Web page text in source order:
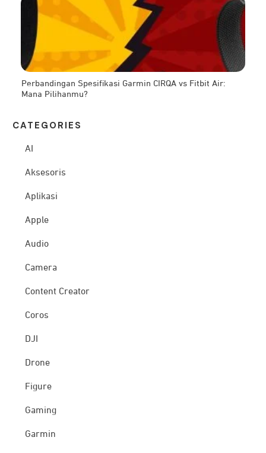
Perbandingan Spesifikasi Garmin CIRQA vs Fitbit Air:
Mana Pilihanmu?
CATEG ORIES
AI
Aksesoris
Aplikasi
Apple
Audio
Camera
Content Creator
Coros
DJI
Drone
Figure
Gaming
Garmin